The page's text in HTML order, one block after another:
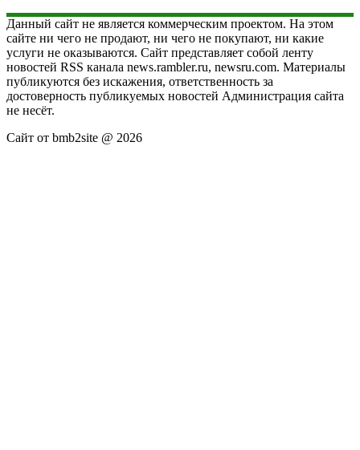
Данный сайт не является коммерческим проектом. На этом
сайте ни чего не продают, ни чего не покупают, ни какие
услуги не оказываются. Сайт представляет собой ленту
новостей RSS канала news.rambler.ru, newsru.com. Материалы
публикуются без искажения, ответственность за
достоверность публикуемых новостей Администрация сайта
не несёт.
Сайт от bmb2site @ 2026